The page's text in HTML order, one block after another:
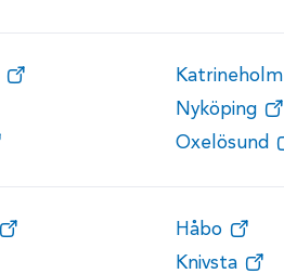
Katrineholm
Nyköping
Oxelösund
Håbo
Knivsta